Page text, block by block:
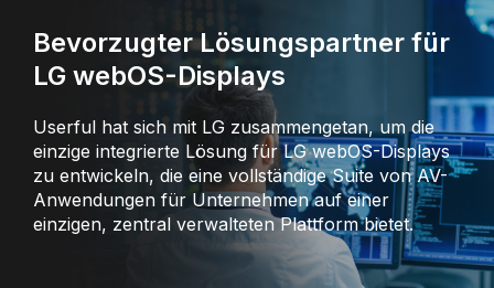
Bevorzugter Lösungspartner für
LG webOS-Displays
Userful hat sich mit LG zusammengetan, um die
einzige integrierte Lösung für LG webOS-Displays
zu entwickeln, die eine vollständige Suite von AV-
Anwendungen für Unternehmen auf einer
einzigen, zentral verwalteten Plattform bietet.